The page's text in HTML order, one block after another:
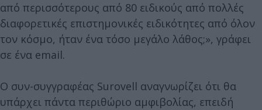
από περισσότερους από 80 ειδικούς από πολλές
διαφορετικές επιστημονικές ειδικότητες από όλον
τον κόσμο, ήταν ένα τόσο μεγάλο λάθος;», γράφει
σε ένα email.
Ο συν-συγγραφέας Surovell αναγνωρίζει ότι θα
υπάρχει πάντα περιθώριο αμφιβολίας, επειδή